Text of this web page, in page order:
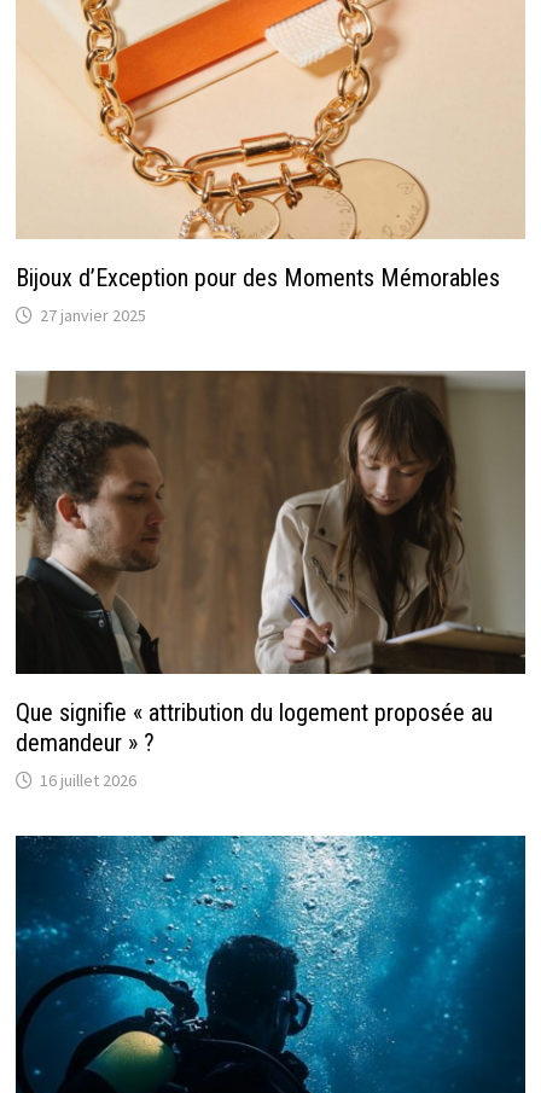
Bijoux d’Exception pour des Moments Mémorables
27 janvier 2025
Que signifie « attribution du logement proposée au
demandeur » ?
16 juillet 2026